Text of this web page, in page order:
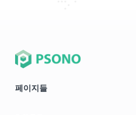
페이지들